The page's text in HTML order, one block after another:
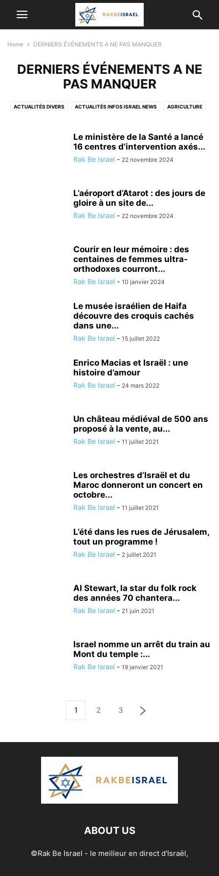
Home DERNIERS ÉVÉNEMENTS A NE PAS MANQUER
DERNIERS ÉVÉNEMENTS A NE
PAS MANQUER
ACTUALITÉS DIVERS ACTUALITÉS INFOS ISRAEL NEWS AGRICULTURE
BONS CONSEILS POUR LES OLIM DE FRANCE CÉLÉBRITÉS ISRAÉLIENNES
CORONAVIRUS CULTURE, DIVERTISSEMENT EN ISRAËL
CYBER-SÉCURITÉ&INFORMATIQUE
GASTRONOMIE HUMANITAIRE HUMOUR
INFORMATIONS ÉTRANGÈRES INTELLIGENCE ARTIFICIELLE
PSYCHOLOGIE RÉALISATIONS MÉDICALES
SCIENCE ET TECHNOLOGIE SECOURISME SPORT TOURISME
VALEURS DE L'ETAT JUIF VÉHICULE VIE EN ISRAËL
Le ministère de la Santé a lancé
16 centres d’intervention axés...
Rak Be Israel - 22 novembre 2024
L’aéroport d’Atarot : des jours de
gloire à un site de...
Rak Be Israel - 22 novembre 2024
Courir en leur mémoire : des
centaines de femmes ultra-
orthodoxes courront...
Rak Be Israel - 10 janvier 2024
Le musée israélien de Haifa
découvre des croquis cachés
dans une...
Rak Be Israel - 15 juillet 2022
Enrico Macias et Israël : une
histoire d’amour
Rak Be Israel - 24 mars 2022
Un château médiéval de 500 ans
proposé à la vente, au...
Rak Be Israel - 11 juillet 2021
Les orchestres d’Israël et du
Maroc donneront un concert en
octobre...
Rak Be Israel - 11 juillet 2021
L’été dans les rues de Jérusalem,
tout un programme !
Rak Be Israel - 2 juillet 2021
Al Stewart, la star du folk rock
des années 70 chantera...
Rak Be Israel - 21 juin 2021
Israel nomme un arrêt du train au
Mont du temple :...
Rak Be Israel - 19 janvier 2021
1 2 3
ABOUT US
©Rak Be Israel - le meilleur en direct d'Israël,